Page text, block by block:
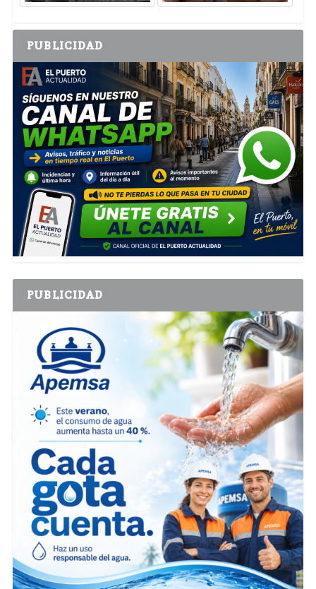
PUBLICIDAD
PUBLICIDAD